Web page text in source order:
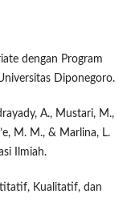
dengan Program
Diponegoro.
A., Mustari, M.,
M. M., & Marlina, L.
Ilmiah.
Kualitatif, dan